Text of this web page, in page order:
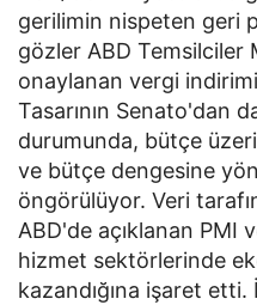
gerilimin nispeten geri
gözler ABD Temsilciler
onaylanan vergi indirimi
Tasarının Senato'dan
durumunda, bütçe
ve bütçe dengesine
öngörülüyor. Veri
ABD'de açıklanan PMI
hizmet sektörlerinde
kazandığına işaret